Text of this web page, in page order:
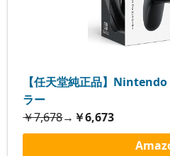
【任天堂純正品】
ラー
￥7,678→ ￥6,673